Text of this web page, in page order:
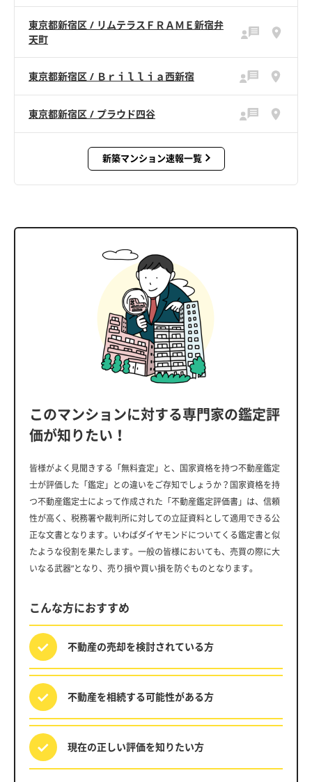
東京都新宿区 / リムテラスＦＲＡＭＥ新宿弁
天町
東京都新宿区 / Ｂｒｉｌｌｉａ西新宿
東京都新宿区 / プラウド四谷
新築マンション速報一覧
このマンションに対する専門家の鑑定評
価が知りたい！
皆様がよく見聞きする「無料査定」と、国家資格を持つ不動産鑑定
士が評価した「鑑定」との違いをご存知でしょうか？国家資格を持
つ不動産鑑定士によって作成された「不動産鑑定評価書」は、信頼
性が高く、税務署や裁判所に対しての立証資料として適用できる公
正な文書となります。いわばダイヤモンドについてくる鑑定書と似
たような役割を果たします。一般の皆様においても、売買の際に大
いなる武器”となり、売り損や買い損を防ぐものとなります。
こんな方におすすめ
不動産の売却を検討されている方
不動産を相続する可能性がある方
現在の正しい評価を知りたい方